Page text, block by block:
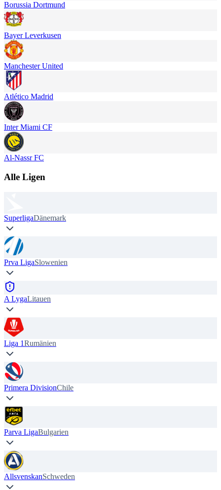
Borussia Dortmund
Bayer Leverkusen
Manchester United
Atlético Madrid
Inter Miami CF
Al-Nassr FC
Alle Ligen
SuperligaDänemark
Prva LigaSlowenien
A LygaLitauen
Liga 1Rumänien
Primera DivisionChile
Parva LigaBulgarien
AllsvenskanSchweden